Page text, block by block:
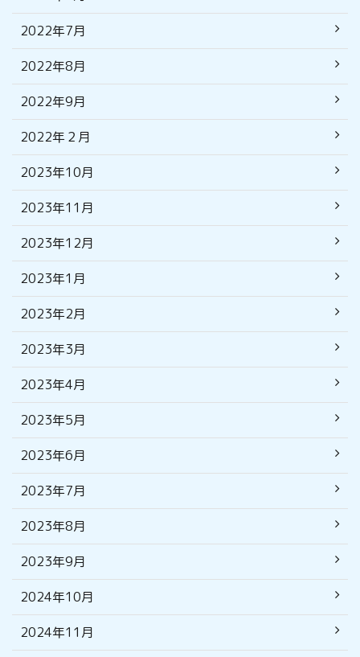
2022年7月
2022年8月
2022年9月
2022年２月
2023年10月
2023年11月
2023年12月
2023年1月
2023年2月
2023年3月
2023年4月
2023年5月
2023年6月
2023年7月
2023年8月
2023年9月
2024年10月
2024年11月